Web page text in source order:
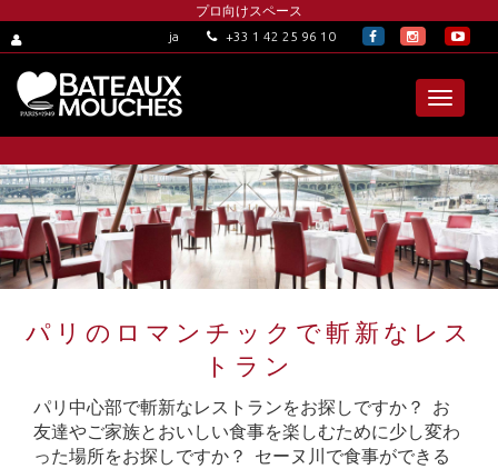
プロ向けスペース
ja
+33 1 42 25 96 10
Toggle
パリのロマンチックで斬新なレス
トラン
パリ中心部で斬新なレストランをお探しですか？ お
友達やご家族とおいしい食事を楽しむために少し変わ
った場所をお探しですか？ セーヌ川で食事ができる